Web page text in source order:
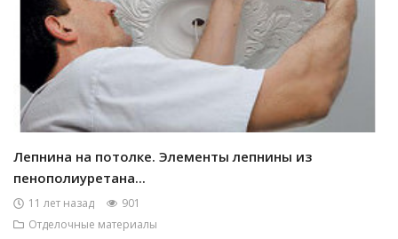
Лепнина на потолке. Элементы лепнины из
пенополиуретана...
11 лет назад
901
Отделочные материалы